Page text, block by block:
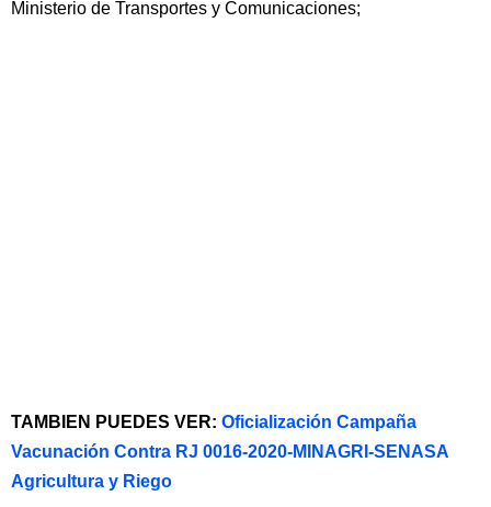
Ministerio de Transportes y Comunicaciones;
TAMBIEN PUEDES VER: Oficialización Campaña
Vacunación Contra RJ 0016-2020-MINAGRI-SENASA
Agricultura y Riego